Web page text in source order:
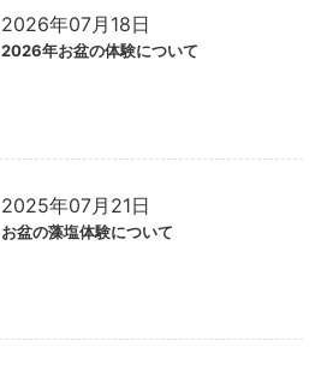
2026年07月18日
2026年お盆の体験について
2025年07月21日
お盆の藻塩体験について